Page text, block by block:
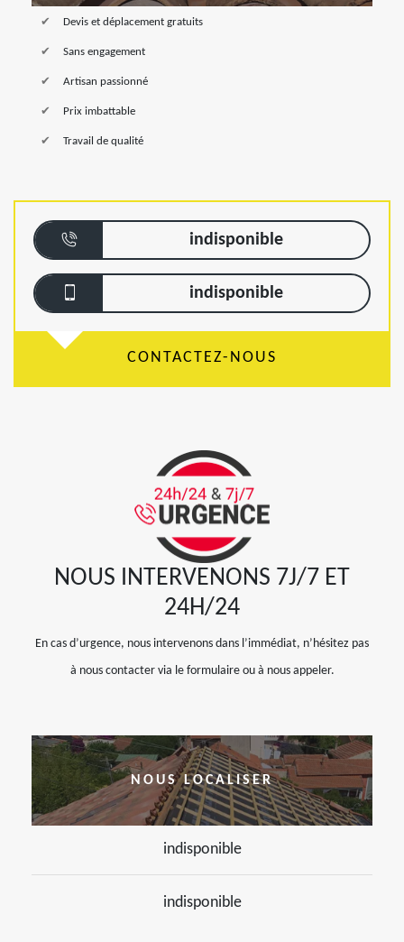
Devis et déplacement gratuits
Sans engagement
Artisan passionné
Prix imbattable
Travail de qualité
indisponible
indisponible
CONTACTEZ-NOUS
NOUS INTERVENONS 7J/7 ET
24H/24
En cas d’urgence, nous intervenons dans l’immédiat, n’hésitez pas
à nous contacter via le formulaire ou à nous appeler.
NOUS LOCALISER
indisponible
indisponible